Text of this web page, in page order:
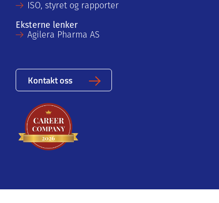
ISO, styret og rapporter
Eksterne lenker
Agilera Pharma AS
Kontakt oss